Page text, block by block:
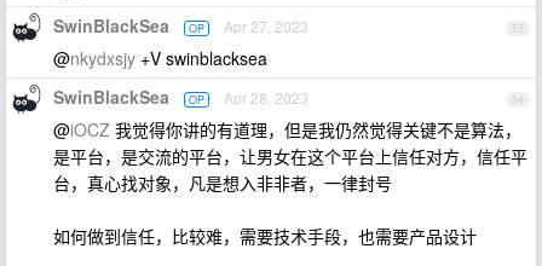
53
SwinBlackSea OP Apr 27, 2023
@nkydxsjy +V swinblacksea
54
SwinBlackSea OP Apr 28, 2023
@iOCZ 我觉得你讲的有道理，但是我仍然觉得关键不是算法，
是平台，是交流的平台，让男女在这个平台上信任对方，信任平
台，真心找对象，凡是想入非非者，一律封号
如何做到信任，比较难，需要技术手段，也需要产品设计